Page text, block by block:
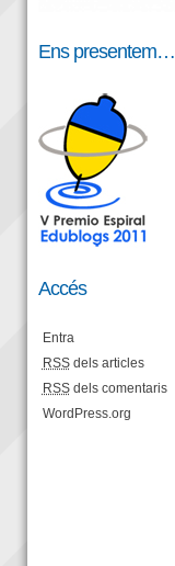
Ens presentem…
Accés
Entra
RSSdels articles
RSSdels comentaris
WordPress.org